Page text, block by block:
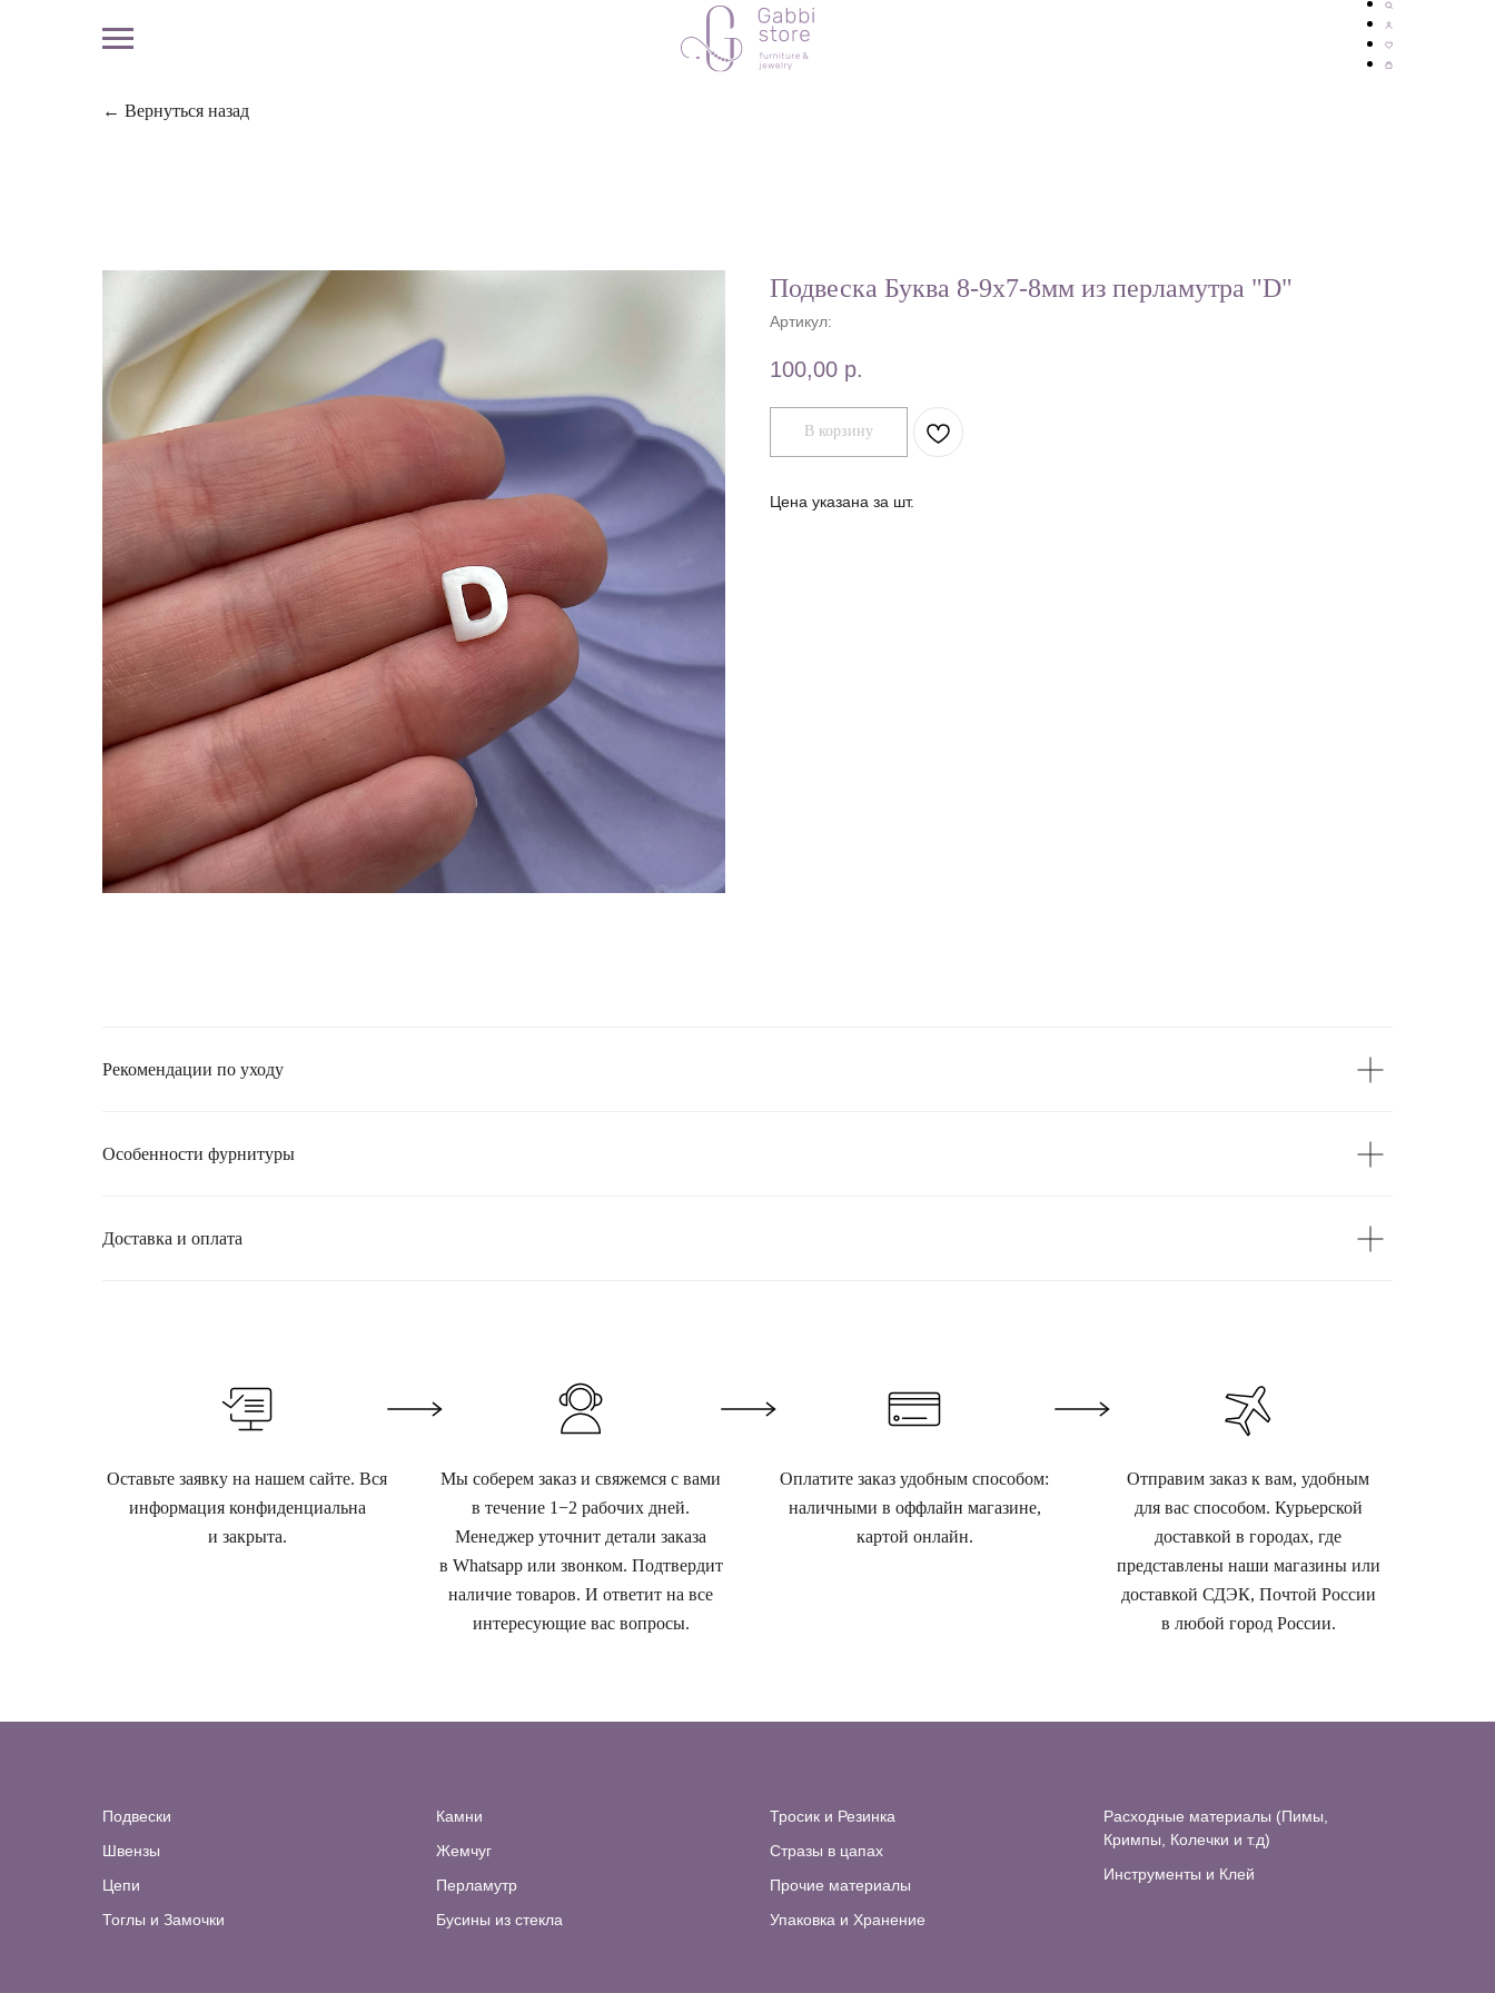
← Вернуться назад
Подвеска Буква 8-9х7-8мм из перламутра "D"
Артикул:
100,00 р.
В корзину
Цена указана за шт.
Рекомендации по уходу
Особенности фурнитуры
Доставка и оплата
Оставьте заявку на нашем сайте. Вся
информация конфиденциальна
и закрыта.
Мы соберем заказ и свяжемся с вами
в течение 1−2 рабочих дней.
Менеджер уточнит детали заказа
в Whatsapp или звонком. Подтвердит
наличие товаров. И ответит на все
интересующие вас вопросы.
Оплатите заказ удобным способом:
наличными в оффлайн магазине,
картой онлайн.
Отправим заказ к вам, удобным
для вас способом. Курьерской
доставкой в городах, где
представлены наши магазины или
доставкой СДЭК, Почтой России
в любой город России.
Подвески
Швензы
Цепи
Тоглы и Замочки
Камни
Жемчуг
Перламутр
Бусины из стекла
Тросик и Резинка
Стразы в цапах
Прочие материалы
Упаковка и Хранение
Расходные материалы (Пимы,
Кримпы, Колечки и т.д)
Инструменты и Клей